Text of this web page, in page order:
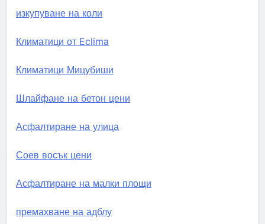
изкупуване на коли
Климатици от Eclima
Климатици Мицубиши
Шлайфане на бетон цени
Асфалтиране на улица
Соев восък цени
Асфалтиране на малки площи
премахване на адблу